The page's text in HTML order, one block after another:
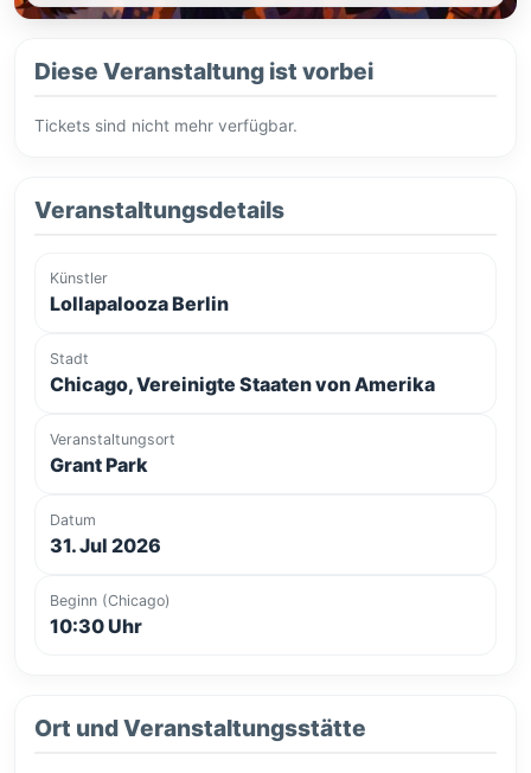
Diese Veranstaltung ist vorbei
Tickets sind nicht mehr verfügbar.
Veranstaltungsdetails
Künstler
Lollapalooza Berlin
Stadt
Chicago, Vereinigte Staaten von Amerika
Veranstaltungsort
Grant Park
Datum
31. Jul 2026
Beginn (Chicago)
10:30 Uhr
Ort und Veranstaltungsstätte